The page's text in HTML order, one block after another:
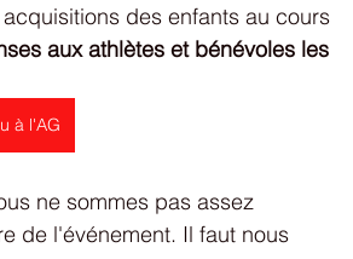
des enfants au cours
aux athlètes et bénévoles les
à l'AG
ne sommes pas assez
de l'événement. Il faut nous